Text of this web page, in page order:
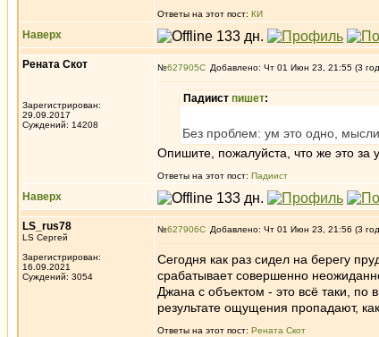
Ответы на этот пост: КИ
Наверх
Рената Скот
Зарегистрирован:
29.09.2017
Суждений: 14208
№627905 Добавлено: Чт 01 Июн 23, 21:55 (3
Падиист пишет:
Без проблем: ум это одно,
Опишите, пожалуйста, что же это за
Ответы на этот пост: Падиист
Наверх
LS_rus78
LS Сергей
Зарегистрирован:
16.09.2021
Суждений: 3054
№627906 Добавлено: Чт 01 Июн 23, 21:56 (3
Сегодня как раз сидел на берегу
срабатывает совершенно
Джана с объектом - это всё таки, по
результате ощущения пропадают,
Ответы на этот пост: Рената Скот